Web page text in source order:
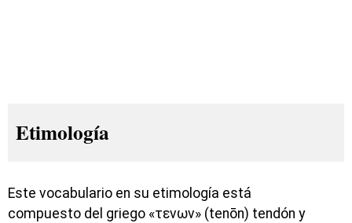
Etimología
Este vocabulario en su etimología está
compuesto del griego «τενων» (tenōn) tendón y